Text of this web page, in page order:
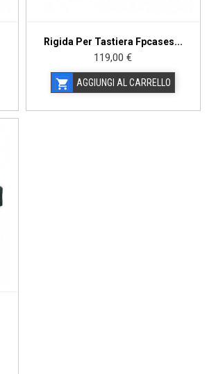
Rigida Per Tastiera Fpcases...
Prezzo
119,00 €
 AGGIUNGI AL CARRELLO